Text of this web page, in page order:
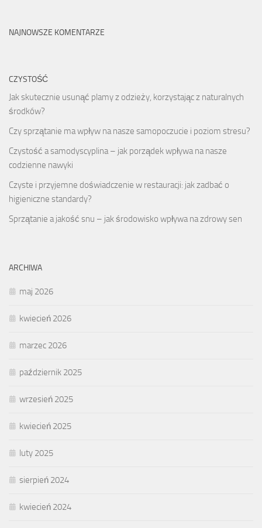
NAJNOWSZE KOMENTARZE
CZYSTOŚĆ
Jak skutecznie usunąć plamy z odzieży, korzystając z naturalnych
środków?
Czy sprzątanie ma wpływ na nasze samopoczucie i poziom stresu?
Czystość a samodyscyplina – jak porządek wpływa na nasze
codzienne nawyki
Czyste i przyjemne doświadczenie w restauracji: jak zadbać o
higieniczne standardy?
Sprzątanie a jakość snu – jak środowisko wpływa na zdrowy sen
ARCHIWA
maj 2026
kwiecień 2026
marzec 2026
październik 2025
wrzesień 2025
kwiecień 2025
luty 2025
sierpień 2024
kwiecień 2024